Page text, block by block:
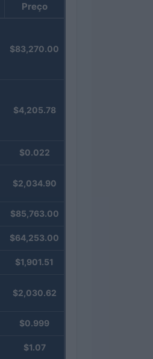
Preço
$83,270.00
$4,205.78
$0.022
$2,034.90
$85,763.00
$64,253.00
$1,901.51
$2,030.62
$0.999
$1.07